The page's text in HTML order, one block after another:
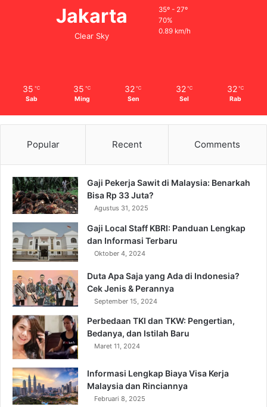
Jakarta
Clear Sky
35º - 27º
70%
0.89 km/h
35 ℃
Sab
35 ℃
Ming
32 ℃
Sen
32 ℃
Sel
32 ℃
Rab
Popular Recent Comments
Gaji Pekerja Sawit di Malaysia: Benarkah
Bisa Rp 33 Juta?
Agustus 31, 2025
Gaji Local Staff KBRI: Panduan Lengkap
dan Informasi Terbaru
Oktober 4, 2024
Duta Apa Saja yang Ada di Indonesia?
Cek Jenis & Perannya
September 15, 2024
Perbedaan TKI dan TKW: Pengertian,
Bedanya, dan Istilah Baru
Maret 11, 2024
Informasi Lengkap Biaya Visa Kerja
Malaysia dan Rinciannya
Februari 8, 2025